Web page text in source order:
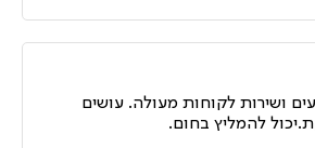
ושירות לקוחות מעולה. עושים
להמליץ בחום.